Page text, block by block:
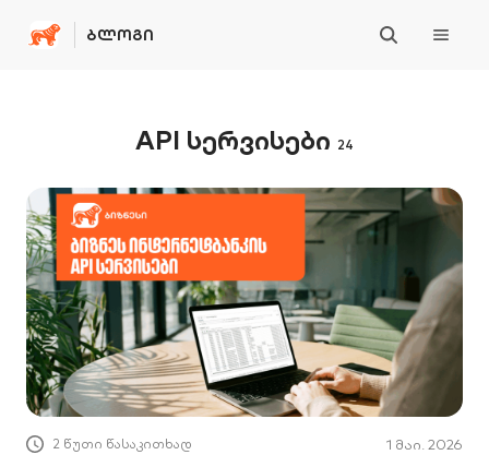
ᲑᲚᲝᲒᲘ
API სერვისები 24
2 წუთი წასაკითხად 1 მაი. 2026